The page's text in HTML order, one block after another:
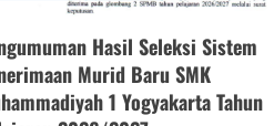
Hasil Seleksi Sistem
Murid Baru SMK
1 Yogyakarta Tahun